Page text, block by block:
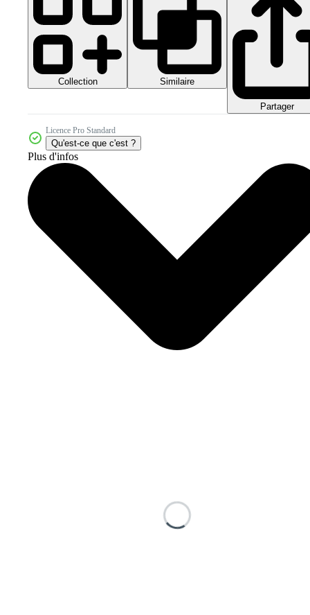
Collection Similaire
Partager
Licence Pro Standard
Qu'est-ce que c'est ?
Plus d'infos